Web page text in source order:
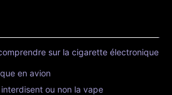
sur la cigarette électronique
en avion
ou non la vape